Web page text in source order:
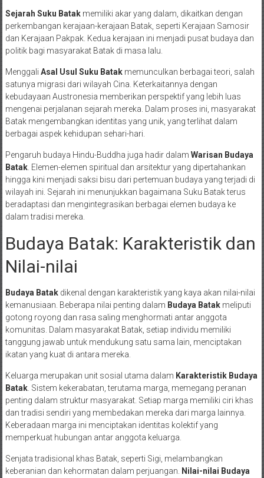
Sejarah Suku Batakmemiliki akar yang dalam, dikaitkan dengan
perkembangan kerajaan-kerajaan Batak, seperti Kerajaan Samosir
dan Kerajaan Pakpak. Kedua kerajaan ini menjadi pusat budaya dan
politik bagi masyarakat Batak di masa lalu.
Menggali Asal Usul Suku Batakmemunculkan berbagai teori, salah
satunya migrasi dari wilayah Cina. Keterkaitannya dengan
kebudayaan Austronesia memberikan perspektif yang lebih luas
mengenai perjalanan sejarah mereka. Dalam proses ini, masyarakat
Batak mengembangkan identitas yang unik, yang terlihat dalam
berbagai aspek kehidupan sehari-hari.
Pengaruh budaya Hindu-Buddha juga hadir dalam Warisan Budaya
Batak. Elemen-elemen spiritual dan arsitektur yang dipertahankan
hingga kini menjadi saksi bisu dari pertemuan budaya yang terjadi di
wilayah ini. Sejarah ini menunjukkan bagaimana Suku Batak terus
beradaptasi dan mengintegrasikan berbagai elemen budaya ke
dalam tradisi mereka.
Budaya Batak: Karakteristik dan
Nilai-nilai
Budaya Batakdikenal dengan karakteristik yang kaya akan nilai-nilai
kemanusiaan. Beberapa nilai penting dalam Budaya Batakmeliputi
gotong royong dan rasa saling menghormati antar anggota
komunitas. Dalam masyarakat Batak, setiap individu memiliki
tanggung jawab untuk mendukung satu sama lain, menciptakan
ikatan yang kuat di antara mereka.
Keluarga merupakan unit sosial utama dalam Karakteristik Budaya
Batak. Sistem kekerabatan, terutama marga, memegang peranan
penting dalam struktur masyarakat. Setiap marga memiliki ciri khas
dan tradisi sendiri yang membedakan mereka dari marga lainnya.
Keberadaan marga ini menciptakan identitas kolektif yang
memperkuat hubungan antar anggota keluarga.
Senjata tradisional khas Batak, seperti Sigi, melambangkan
keberanian dan kehormatan dalam perjuangan.
Nilai-nilai Budaya